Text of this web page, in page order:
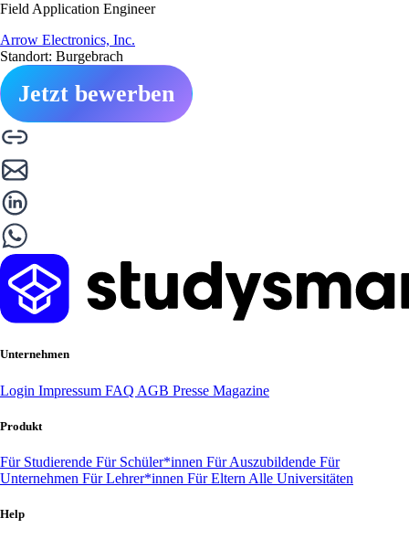
Field Application Engineer
Arrow Electronics, Inc.
Standort: Burgebrach
Jetzt bewerben
Unternehmen
Login Impressum FAQ AGB Presse Magazine
Produkt
Für Studierende Für Schüler*innen Für Auszubildende Für
Unternehmen Für Lehrer*innen Für Eltern Alle Universitäten
Help